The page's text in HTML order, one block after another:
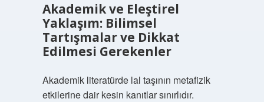
Akademik ve Eleştirel
Yaklaşım: Bilimsel
Tartışmalar ve Dikkat
Edilmesi Gerekenler
Akademik literatürde lal taşının metafizik
etkilerine dair kesin kanıtlar sınırlıdır.